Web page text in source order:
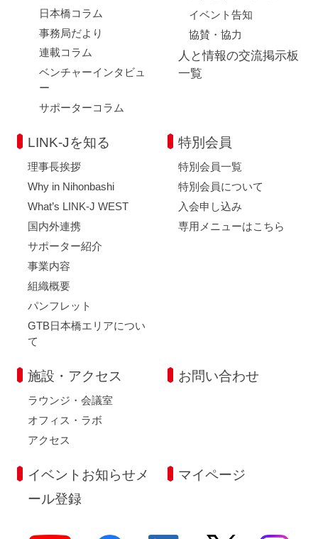
日本橋コラム
事務局だより
連載コラム
ベンチャーインタビュ
ー
サポーターコラム
イベント告知
協賛・協力
人と情報の交流掲示板
一覧
LINK-Jを知る
理事長挨拶
Why in Nihonbashi
What’s LINK-J WEST
国内外連携
サポーター紹介
事業内容
組織概要
パンフレット
GTB日本橋エリアについ
て
特別会員
特別会員一覧
特別会員について
入会申し込み
専用メニューはこちら
施設・アクセス
ラウンジ・会議室
オフィス・ラボ
アクセス
お問い合わせ
イベントお知らせメ
ール登録
マイページ